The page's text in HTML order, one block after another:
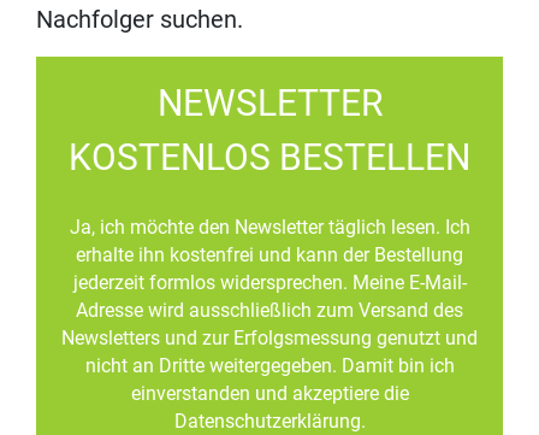
Nachfolger suchen.
NEWSLETTER
KOSTENLOS BESTELLEN
Ja, ich möchte den Newsletter täglich lesen. Ich
erhalte ihn kostenfrei und kann der Bestellung
jederzeit formlos widersprechen. Meine E-Mail-
Adresse wird ausschließlich zum Versand des
Newsletters und zur Erfolgsmessung genutzt und
nicht an Dritte weitergegeben. Damit bin ich
einverstanden und akzeptiere die
Datenschutzerklärung.